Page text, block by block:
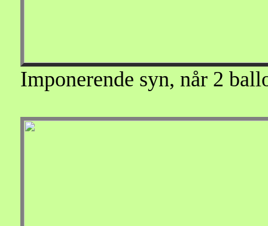
Imponerende syn, når 2